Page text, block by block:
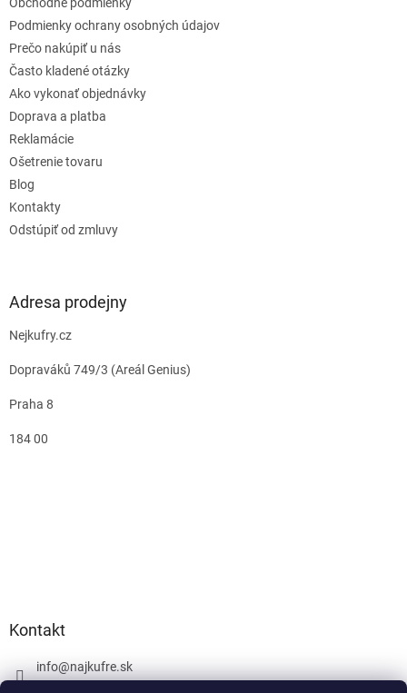
Podmienky ochrany osobných údajov
Prečo nakúpiť u nás
Často kladené otázky
Ako vykonať objednávky
Doprava a platba
Reklamácie
Ošetrenie tovaru
Blog
Kontakty
Odstúpiť od zmluvy
Adresa prodejny
Nejkufry.cz
Dopraváků 749/3 (Areál Genius)
Praha 8
184 00
Kontakt
info@najkufre.sk